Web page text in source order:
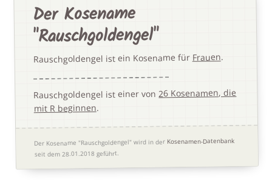
Der Kosename
"Rauschgoldengel"
Rauschgoldengel ist ein Kosename fürFrauen.
Rauschgoldengel ist einer von26 Kosenamen, die
mit R beginnen.
Der Kosename "Rauschgoldengel" wird in der Kosenamen-Datenbank
seit dem 28.01.2018 geführt.